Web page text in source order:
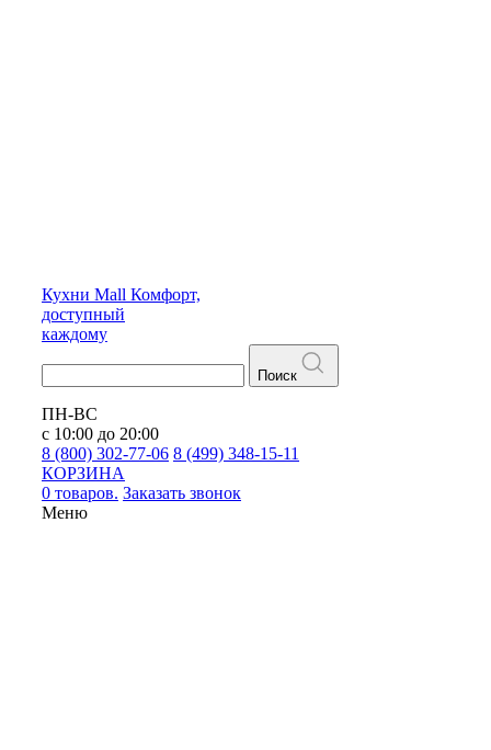
Кухни Mall Комфорт,
доступный
каждому
Поиск
ПН-ВС
с 10:00 до 20:00
8 (800) 302-77-06 8 (499) 348-15-11
КОРЗИНА
0 товаров. Заказать звонок
Меню